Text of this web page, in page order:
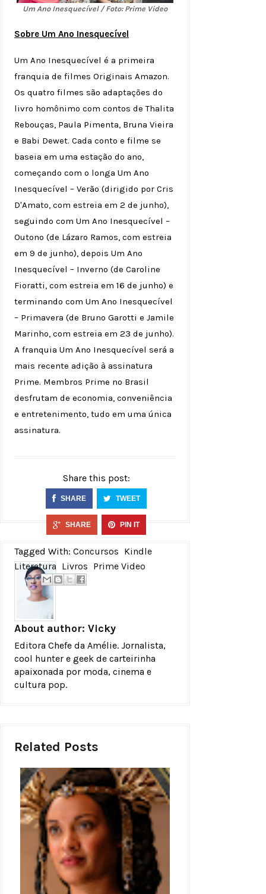
Um Ano Inesquecível / Foto: Prime Video
Sobre Um Ano Inesquecível
Um Ano Inesquecível é a primeira
franquia de filmes Originais Amazon.
Os quatro filmes são adaptações do
livro homônimo com contos de Thalita
Rebouças, Paula Pimenta, Bruna Vieira
e Babi Dewet. Cada conto e filme se
baseia em uma estação do ano,
começando com o longa Um Ano
Inesquecível – Verão (dirigido por Cris
D'Amato, com estreia em 2 de junho),
seguindo com Um Ano Inesquecível –
Outono (de Lázaro Ramos, com estreia
em 9 de junho), depois Um Ano
Inesquecível – Inverno (de Caroline
Fioratti, com estreia em 16 de junho) e
terminando com Um Ano Inesquecível
– Primavera (de Bruno Garotti e Jamile
Marinho, com estreia em 23 de junho).
A franquia Um Ano Inesquecível será a
mais recente adição à assinatura
Prime. Membros Prime no Brasil
desfrutam de economia, conveniência
e entretenimento, tudo em uma única
assinatura.
Share this post:
SHARE TWEET
SHARE PIN IT
Tagged With: Concursos Kindle
Literatura Livros Prime Video
About author: Vicky
Editora Chefe da Amélie. Jornalista,
cool hunter e geek de carteirinha
apaixonada por moda, cinema e
cultura pop.
Related Posts